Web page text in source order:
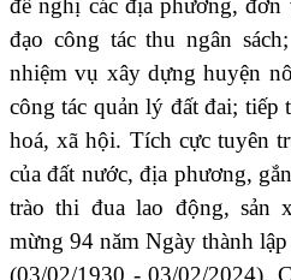
đề nghị các địa phương,
đạo công tác thu ngân
nhiệm vụ xây dựng huyện
công tác quản lý đất đai;
hoá, xã hội. Tích cực tuyên
của đất nước, địa phương,
trào thi đua lao động, sản
mừng 94 năm Ngày thành